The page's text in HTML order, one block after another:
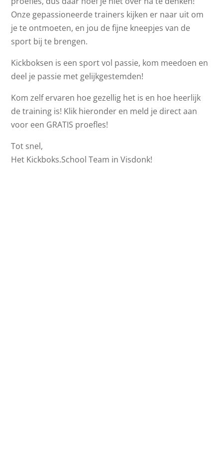
Onze gepassioneerde trainers kijken er naar uit om
je te ontmoeten, en jou de fijne kneepjes van de
sport bij te brengen.
Kickboksen is een sport vol passie, kom meedoen en
deel je passie met gelijkgestemden!
Kom zelf ervaren hoe gezellig het is en hoe heerlijk
de training is! Klik hieronder en meld je direct aan
voor een GRATIS proefles!
Tot snel,
Het Kickboks.School Team in Visdonk!